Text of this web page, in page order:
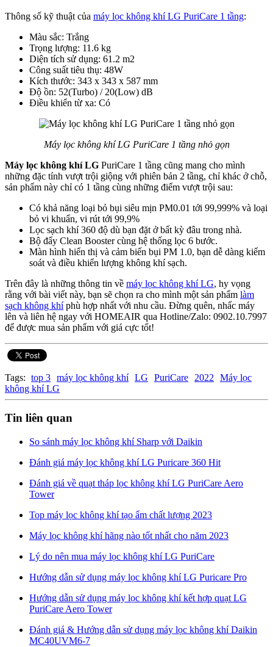
Thông số kỹ thuật của máy lọc không khí LG PuriCare 1 tầng:
Màu sắc: Trắng
Trọng lượng: 11.6 kg
Diện tích sử dụng: 61.2 m2
Công suất tiêu thụ: 48W
Kích thước: 343 x 343 x 587 mm
Độ ồn: 52(Turbo) / 20(Low) dB
Điều khiển từ xa: Có
Máy lọc không khí LG PuriCare 1 tầng nhỏ gọn
Máy lọc không khí LG PuriCare 1 tầng cũng mang cho mình
những đặc tính vượt trội giộng với phiên bản 2 tầng, chỉ khác ở chỗ,
sản phẩm này chỉ có 1 tầng cùng những điểm vượt trội sau:
Có khả năng loại bỏ bụi siêu mịn PM0.01 tới 99,999% và loại
bỏ vi khuẩn, vi rút tới 99,9%
Lọc sạch khí 360 độ dù bạn đặt ở bất kỳ đâu trong nhà.
Bộ đẩy Clean Booster cùng hệ thống lọc 6 bước.
Màn hình hiển thị và cảm biến bụi PM 1.0, bạn dễ dàng kiểm
soát và điều khiển lượng không khí sạch.
Trên đây là những thông tin về máy lọc không khí LG, hy vọng
rằng với bài viết này, bạn sẽ chọn ra cho mình một sản phẩm làm
sạch không khíphù hợp nhất với nhu cầu. Đừng quên, nhấc máy
lên và liên hệ ngay với HOMEAIR qua Hotline/Zalo: 0902.10.7997
để được mua sản phẩm với giá cực tốt!
Tags: top 3 máy lọc không khí LG PuriCare 2022
Máy lọc
không khí LG
Tin liên quan
So sánh máy lọc không khí Sharp với Daikin
Đánh giá máy lọc không khí LG Puricare 360 Hit
Đánh giá về quạt tháp lọc không khí LG PuriCare Aero
Tower
Top máy lọc không khí tạo ẩm chất lượng 2023
Máy lọc không khí hãng nào tốt nhất cho năm 2023
Lý do nên mua máy lọc không khí LG PuriCare
Hướng dẫn sử dụng máy lọc không khí LG Puricare Pro
Hướng dẫn sử dụng máy lọc không khí kết hợp quạt LG
PuriCare Aero Tower
Đánh giá & Hướng dẫn sử dụng máy lọc không khí Daikin
MC40UVM6-7